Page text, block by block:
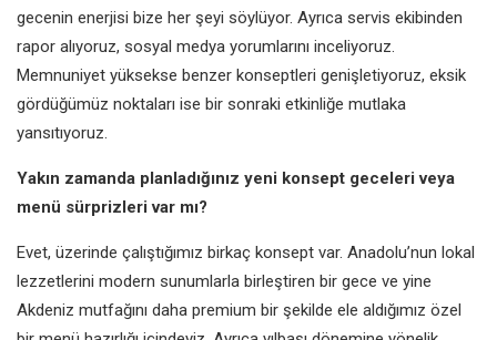
gecenin enerjisi bize her şeyi söylüyor. Ayrıca servis ekibinden
rapor alıyoruz, sosyal medya yorumlarını inceliyoruz.
Memnuniyet yüksekse benzer konseptleri genişletiyoruz, eksik
gördüğümüz noktaları ise bir sonraki etkinliğe mutlaka
yansıtıyoruz.
Yakın zamanda planladığınız yeni konsept geceleri veya
menü sürprizleri var mı?
Evet, üzerinde çalıştığımız birkaç konsept var. Anadolu’nun lokal
lezzetlerini modern sunumlarla birleştiren bir gece ve yine
Akdeniz mutfağını daha premium bir şekilde ele aldığımız özel